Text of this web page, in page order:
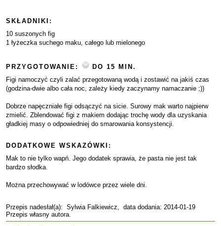
SKŁADNIKI:
10 suszonych fig
1 łyżeczka suchego maku, całego lub mielonego
PRZYGOTOWANIE:
DO 15 MIN.
Figi namoczyć czyli zalać przegotowaną wodą i zostawić na jakiś czas
(godzina-dwie albo cała noc, zależy kiedy zaczynamy namaczanie ;))
Dobrze napęczniałe figi odsączyć na sicie. Surowy mak warto najpierw
zmielić. Zblendować figi z makiem dodając trochę wody dla uzyskania
gładkiej masy o odpowiedniej do smarowania konsystencji.
DODATKOWE WSKAZÓWKI:
Mak to nie tylko wapń. Jego dodatek sprawia, że pasta nie jest tak
bardzo słodka.
Można przechowywać w lodówce przez wiele dni.
Przepis nadesłał(a): Sylwia Falkiewicz, data dodania: 2014-01-19
Przepis własny autora.